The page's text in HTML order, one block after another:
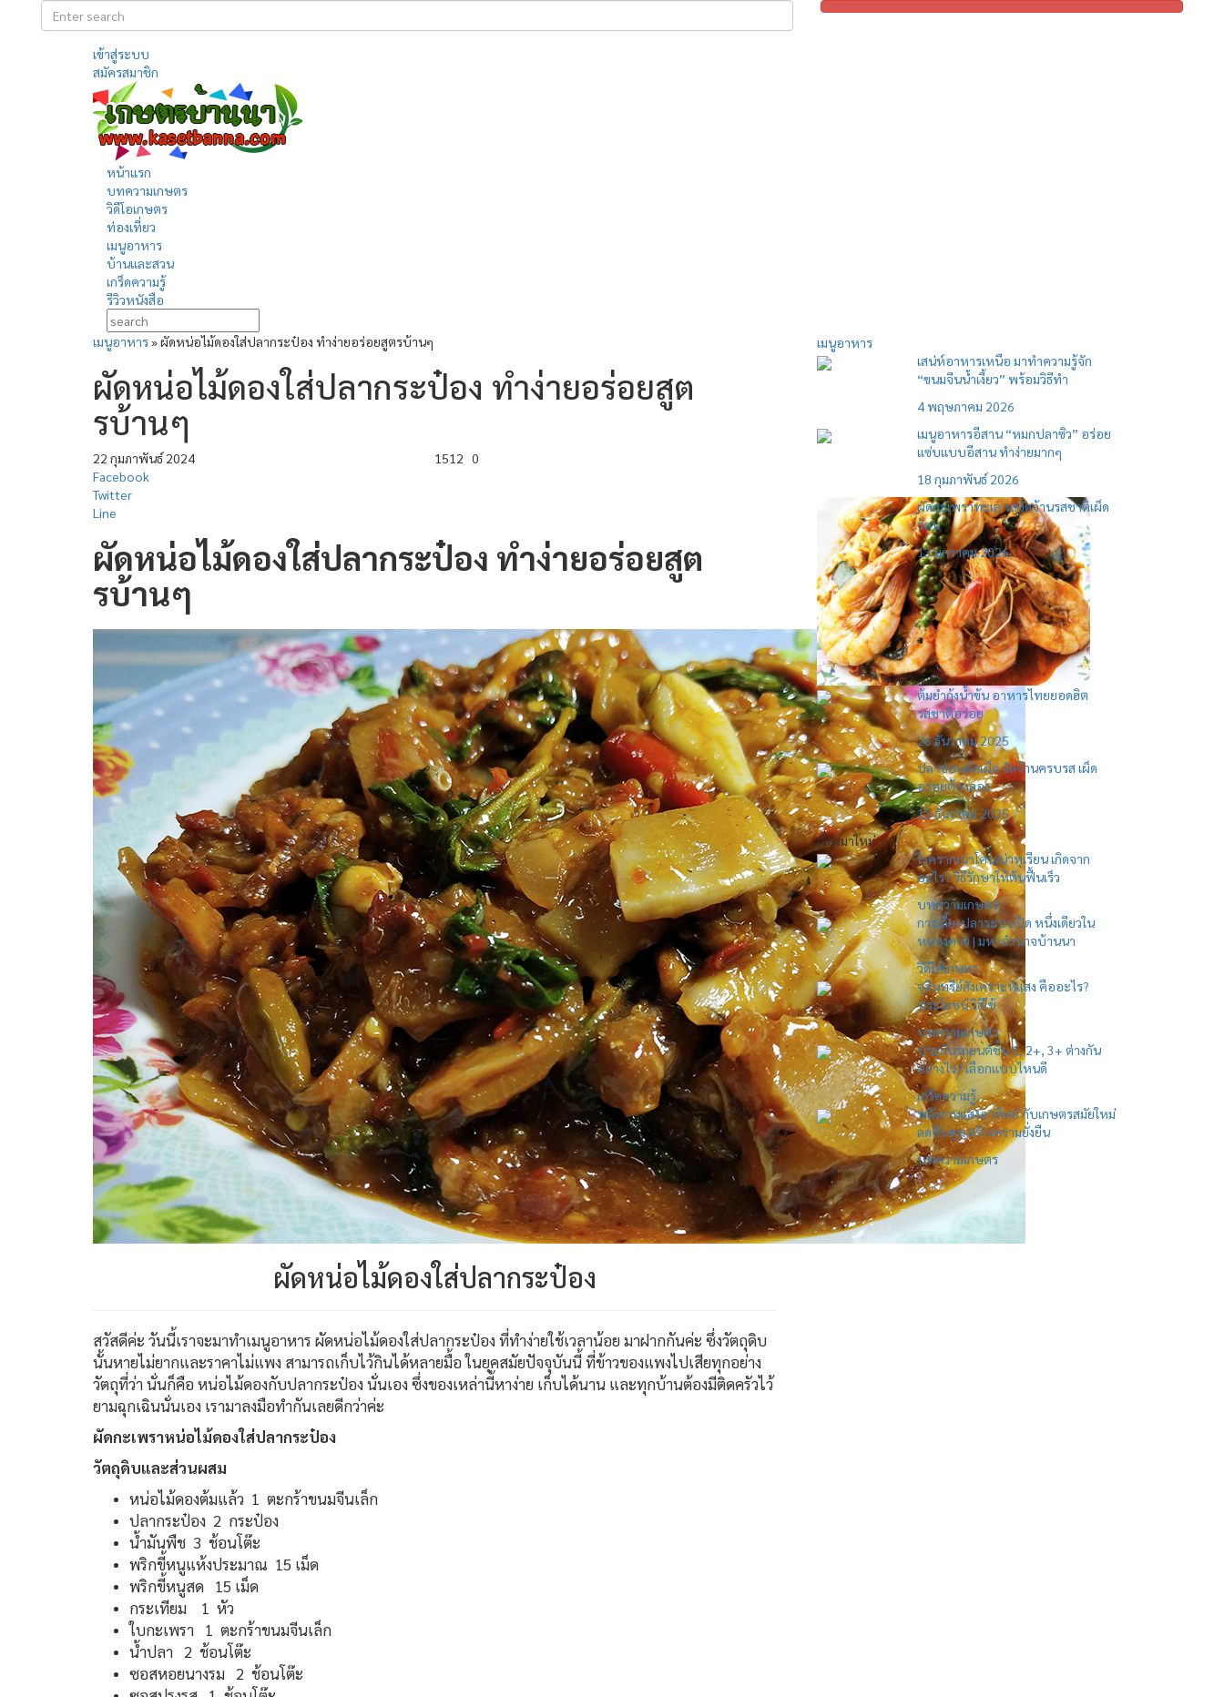
เข้าสู่ระบบ
สมัครสมาชิก
หน้าแรก
บทความเกษตร
วิดีโอเกษตร
ท่องเที่ยว
เมนูอาหาร
บ้านและสวน
เกร็ดความรู้
รีวิวหนังสือ
เมนูอาหาร»ผัดหน่อไม้ดองใส่ปลากระป๋อง ทำง่ายอร่อยสูตรบ้านๆ
ผัดหน่อไม้ดองใส่ปลากระป๋อง ทำง่ายอร่อยสูต
รบ้านๆ
22 กุมภาพันธ์ 2024 1512 0
Facebook
Twitter
Line
ผัดหน่อไม้ดองใส่ปลากระป๋อง ทำง่ายอร่อยสูต
รบ้านๆ
ผัดหน่อไม้ดองใส่ปลากระป๋อง
สวัสดีค่ะ วันนี้เราจะมาทำเมนูอาหาร ผัดหน่อไม้ดองใส่ปลากระป๋อง ที่ทำง่ายใช้เวลาน้อย มาฝากกันค่ะ ซึ่งวัตถุดิบ
นั้นหายไม่ยากและราคาไม่แพง สามารถเก็บไว้กินได้หลายมื้อ ในยุคสมัยปัจจุบันนี้ ที่ข้าวของแพงไปเสียทุกอย่าง
วัตถุที่ว่า นั่นก็คือ หน่อไม้ดองกับปลากระป๋อง นั่นเอง ซึ่งของเหล่านี้หาง่าย เก็บได้นาน และทุกบ้านต้องมีติดครัวไว้
ยามฉุกเฉินนั่นเอง เรามาลงมือทำกันเลยดีกว่าค่ะ
ผัดกะเพราหน่อไม้ดองใส่ปลากระป๋อง
วัตถุดิบและส่วนผสม
หน่อไม้ดองต้มแล้ว 1 ตะกร้าขนมจีนเล็ก
ปลากระป๋อง 2 กระป๋อง
น้ำมันพืช 3 ช้อนโต๊ะ
พริกขี้หนูแห้งประมาณ 15 เม็ด
พริกขี้หนูสด 15 เม็ด
กระเทียม 1 หัว
ใบกะเพรา 1 ตะกร้าขนมจีนเล็ก
น้ำปลา 2 ช้อนโต๊ะ
ซอสหอยนางรม 2 ช้อนโต๊ะ
เมนูอาหาร
เสน่ห์อาหารเหนือ มาทำความรู้จัก
“ขนมจีนน้ำเงี้ยว” พร้อมวิธีทำ
4 พฤษภาคม 2026
เมนูอาหารอีสาน “หมกปลาซิว” อร่อย
แซ่บแบบอีสาน ทำง่ายมากๆ
18 กุมภาพันธ์ 2026
ผัดกะเพราทะเล รสจัดจ้านรสชาติเผ็ด
ร้อน
13 มกราคม 2026
ต้มยำกุ้งน้ำข้น อาหารไทยยอดฮิต
รสชาติอร่อย
26 ธันวาคม 2025
ปลาช่อนผัดเผ็ด จัดจ้านครบรส เผ็ด
อร่อยต้องลอง
13 ธันวาคม 2025
เรื่องมาใหม่
โรครากเน่าโคนเน่าทุเรียน เกิดจาก
อะไร? วิธีรักษาให้ต้นฟื้นเร็ว
บทความเกษตร
การเลี้ยงปลาระบบปิด หนึ่งเดียวใน
หนองคาย | มหาอำนาจบ้านนา
วิดีโอเกษตร
จุลินทรีย์สังเคราะห์แสง คืออะไร?
ประโยชน์ วิธีใช้
บทความเกษตร
ประกันรถยนต์ชั้น 1, 2+, 3+ ต่างกัน
อย่างไร? เลือกแบบไหนดี
เกร็ดความรู้
พลังงานแสงอาทิตย์ กับเกษตรสมัยใหม่
ลดต้นทุน สร้างความยั่งยืน
บทความเกษตร